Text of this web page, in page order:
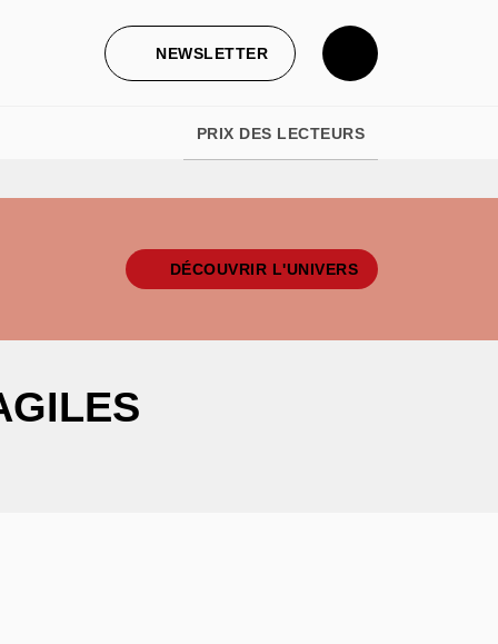
NEWSLETTER
PRIX DES LECTEURS
DÉCOUVRIR L'UNIVERS